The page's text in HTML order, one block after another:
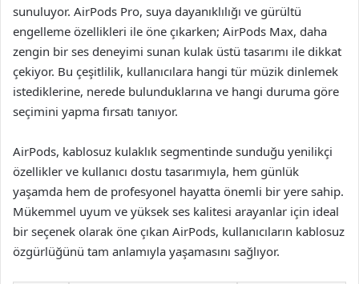
sunuluyor. AirPods Pro, suya dayanıklılığı ve gürültü
engelleme özellikleri ile öne çıkarken; AirPods Max, daha
zengin bir ses deneyimi sunan kulak üstü tasarımı ile dikkat
çekiyor. Bu çeşitlilik, kullanıcılara hangi tür müzik dinlemek
istediklerine, nerede bulunduklarına ve hangi duruma göre
seçimini yapma fırsatı tanıyor.
AirPods, kablosuz kulaklık segmentinde sunduğu yenilikçi
özellikler ve kullanıcı dostu tasarımıyla, hem günlük
yaşamda hem de profesyonel hayatta önemli bir yere sahip.
Mükemmel uyum ve yüksek ses kalitesi arayanlar için ideal
bir seçenek olarak öne çıkan AirPods, kullanıcıların kablosuz
özgürlüğünü tam anlamıyla yaşamasını sağlıyor.